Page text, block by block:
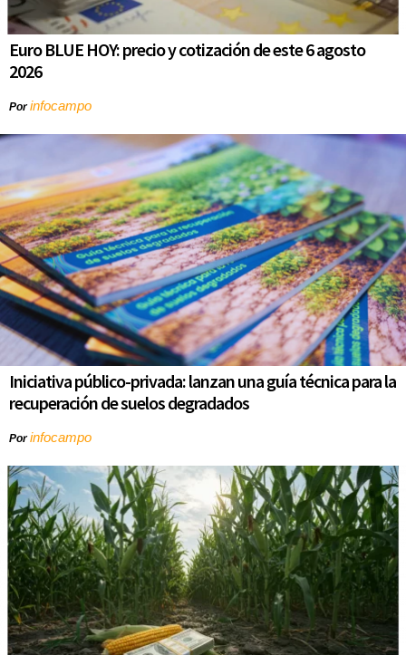
Euro BLUE HOY: precio y cotización de este 6 agosto
2026
Porinfocampo
Iniciativa público-privada: lanzan una guía técnica para la
recuperación de suelos degradados
Porinfocampo